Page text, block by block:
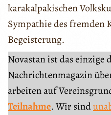
karakalpakischen
Sympathie des fremden
Begeisterung.
Novastan ist das einzige
Nachrichtenmagazin
arbeiten auf
Teilnahme. Wir sind